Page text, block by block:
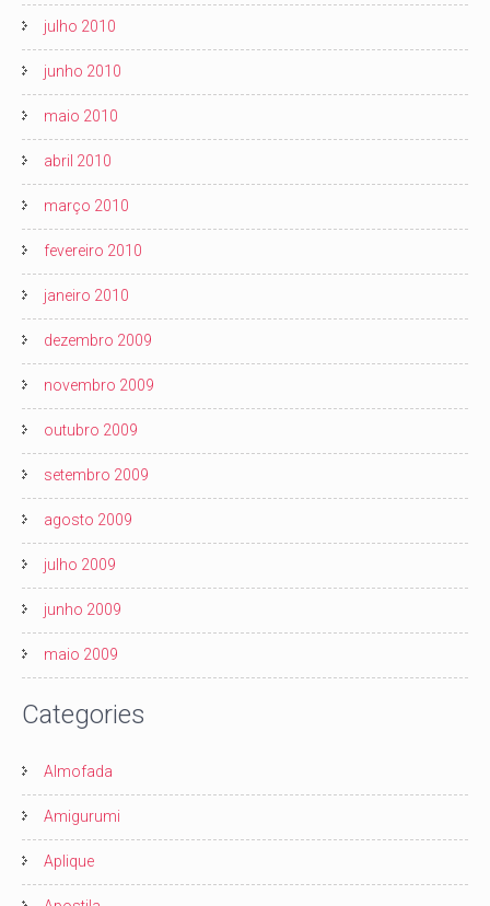
julho 2010
junho 2010
maio 2010
abril 2010
março 2010
fevereiro 2010
janeiro 2010
dezembro 2009
novembro 2009
outubro 2009
setembro 2009
agosto 2009
julho 2009
junho 2009
maio 2009
Categories
Almofada
Amigurumi
Aplique